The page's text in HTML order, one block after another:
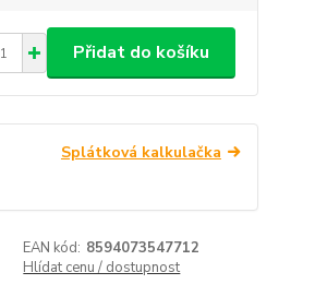
Přidat do košíku
Splátková kalkulačka
EAN kód: 8594073547712
Hlídat cenu / dostupnost